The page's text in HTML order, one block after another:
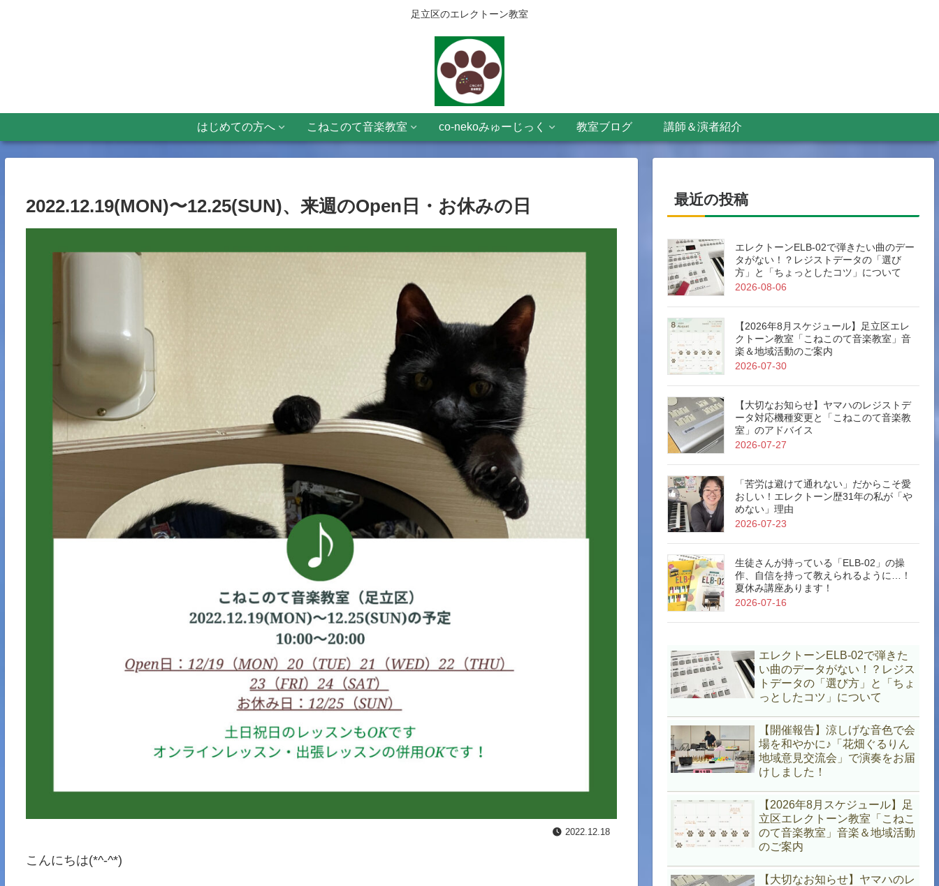
足立区のエレクトーン教室
はじめての方へ こねこのて音楽教室 co-nekoみゅーじっく 教室ブログ 講師＆演者紹介
2022.12.19(MON)〜12.25(SUN)、来週のOpen日・お休みの日
2022.12.18
こんにちは(*^-^*)
最近の投稿
エレクトーンELB-02で弾きたい曲のデー
タがない！？レジストデータの「選び
方」と「ちょっとしたコツ」について
2026-08-06
【2026年8月スケジュール】足立区エレ
クトーン教室「こねこのて音楽教室」音
楽＆地域活動のご案内
2026-07-30
【大切なお知らせ】ヤマハのレジストデ
ータ対応機種変更と「こねこのて音楽教
室」のアドバイス
2026-07-27
「苦労は避けて通れない」だからこそ愛
おしい！エレクトーン歴31年の私が「や
めない」理由
2026-07-23
生徒さんが持っている「ELB-02」の操
作、自信を持って教えられるように…！
夏休み講座あります！
2026-07-16
エレクトーンELB-02で弾きた
い曲のデータがない！？レジス
トデータの「選び方」と「ちょ
っとしたコツ」について
【開催報告】涼しげな音色で会
場を和やかに♪「花畑ぐるりん
地域意見交流会」で演奏をお届
けしました！
【2026年8月スケジュール】足
立区エレクトーン教室「こねこ
のて音楽教室」音楽＆地域活動
のご案内
【大切なお知らせ】ヤマハのレ